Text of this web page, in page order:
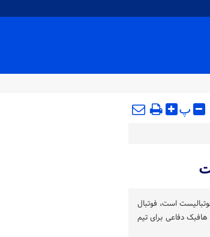
پ
در کرمانشاه، فوتبالیست است، فوتبال
دفاعی برای تیم